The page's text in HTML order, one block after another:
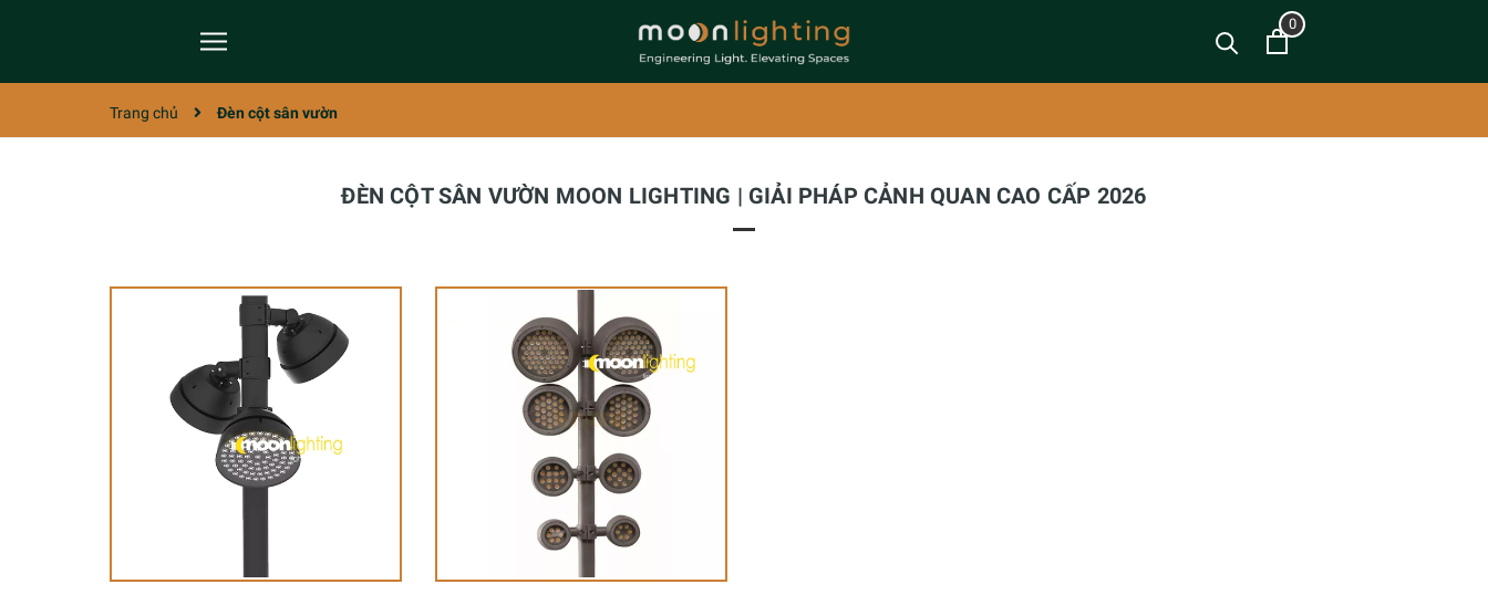
0
Trang chủ Đèn cột sân vườn
ĐÈN CỘT SÂN VƯỜN MOON LIGHTING | GIẢI PHÁP CẢNH QUAN CAO CẤP 2026